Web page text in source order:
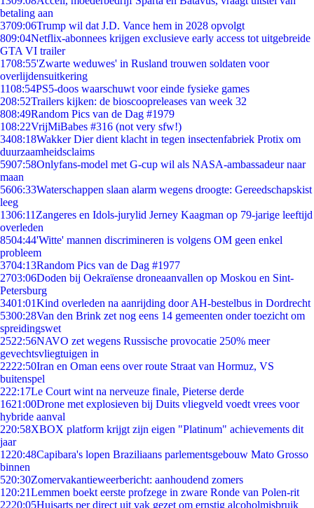
betaling aan
3709:06Trump wil dat J.D. Vance hem in 2028 opvolgt
809:04Netflix-abonnees krijgen exclusieve early access tot uitgebreide
GTA VI trailer
1708:55'Zwarte weduwes' in Rusland trouwen soldaten voor
overlijdensuitkering
1108:54PS5-doos waarschuwt voor einde fysieke games
208:52Trailers kijken: de bioscoopreleases van week 32
808:49Random Pics van de Dag #1979
108:22VrijMiBabes #316 (not very sfw!)
3408:18Wakker Dier dient klacht in tegen insectenfabriek Protix om
duurzaamheidsclaims
5907:58Onlyfans-model met G-cup wil als NASA-ambassadeur naar
maan
5606:33Waterschappen slaan alarm wegens droogte: Gereedschapskist
leeg
1306:11 Zangeres en Idols-jurylid Jerney Kaagman op 79-jarige leeftijd
overleden
8504:44'Witte' mannen discrimineren is volgens OM geen enkel
probleem
3704:13Random Pics van de Dag #1977
2703:06Doden bij Oekraïense droneaanvallen op Moskou en Sint-
Petersburg
3401:01Kind overleden na aanrijding door AH-bestelbus in Dordrecht
5300:28Van den Brink zet nog eens 14 gemeenten onder toezicht om
spreidingswet
2522:56NAVO zet wegens Russische provocatie 250% meer
gevechtsvliegtuigen in
2222:50Iran en Oman eens over route Straat van Hormuz, VS
buitenspel
222:17Le Court wint na nerveuze finale, Pieterse derde
1621:00Drone met explosieven bij Duits vliegveld voedt vrees voor
hybride aanval
220:58XBOX platform krijgt zijn eigen "Platinum" achievements dit
jaar
1220:48Capibara's lopen Braziliaans parlementsgebouw Mato Grosso
binnen
520:30Zomervakantieweerbericht: aanhoudend zomers
1 20:21Lemmen boekt eerste profzege in zware Ronde van Polen-rit
2220:05Huisarts per direct uit vak gezet om ernstig alcoholmisbruik